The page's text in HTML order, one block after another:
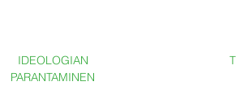
IDEOLOGIAN
PARANTAMINEN